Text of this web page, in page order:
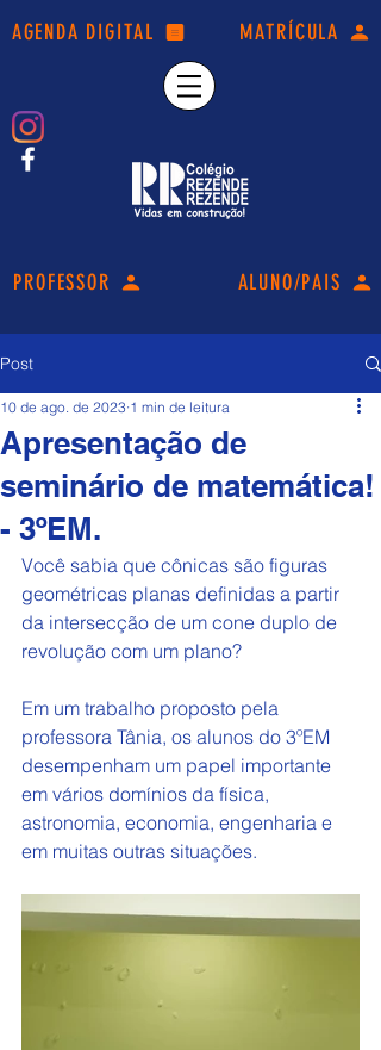
AGENDA DIGITAL MATRÍCULA
PROFESSOR ALUNO/PAIS
Post
Apresentação de
seminário de matemática!
- 3ºEM.
10 de ago. de 2023 1 min de leitura
Você sabia que cônicas são figuras
geométricas planas definidas a partir
da intersecção de um cone duplo de
revolução com um plano?
Em um trabalho proposto pela
professora Tânia, os alunos do 3ºEM
desempenham um papel importante
em vários domínios da física,
astronomia, economia, engenharia e
em muitas outras situações.